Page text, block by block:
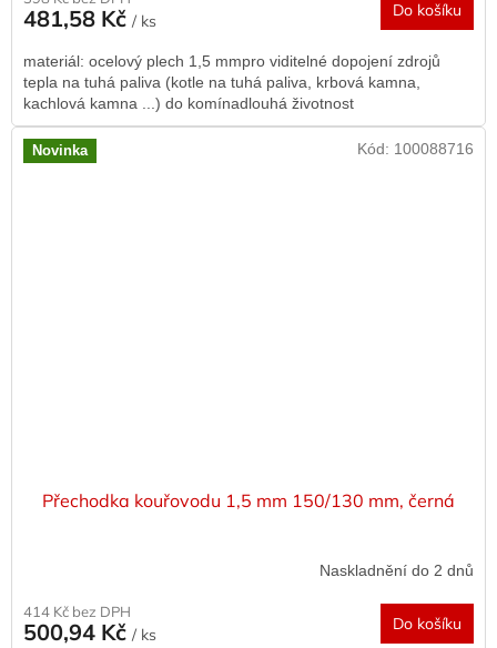
481,58 Kč / ks
Do košíku
materiál: ocelový plech 1,5 mmpro viditelné dopojení zdrojů
tepla na tuhá paliva (kotle na tuhá paliva, krbová kamna,
kachlová kamna ...) do komínadlouhá životnost
Novinka
Přechodka kouřovodu 1,5 mm 150/130 mm, černá
Naskladnění do 2 dnů
414 Kč bez DPH
500,94 Kč / ks
Do košíku
Kód: 100088716